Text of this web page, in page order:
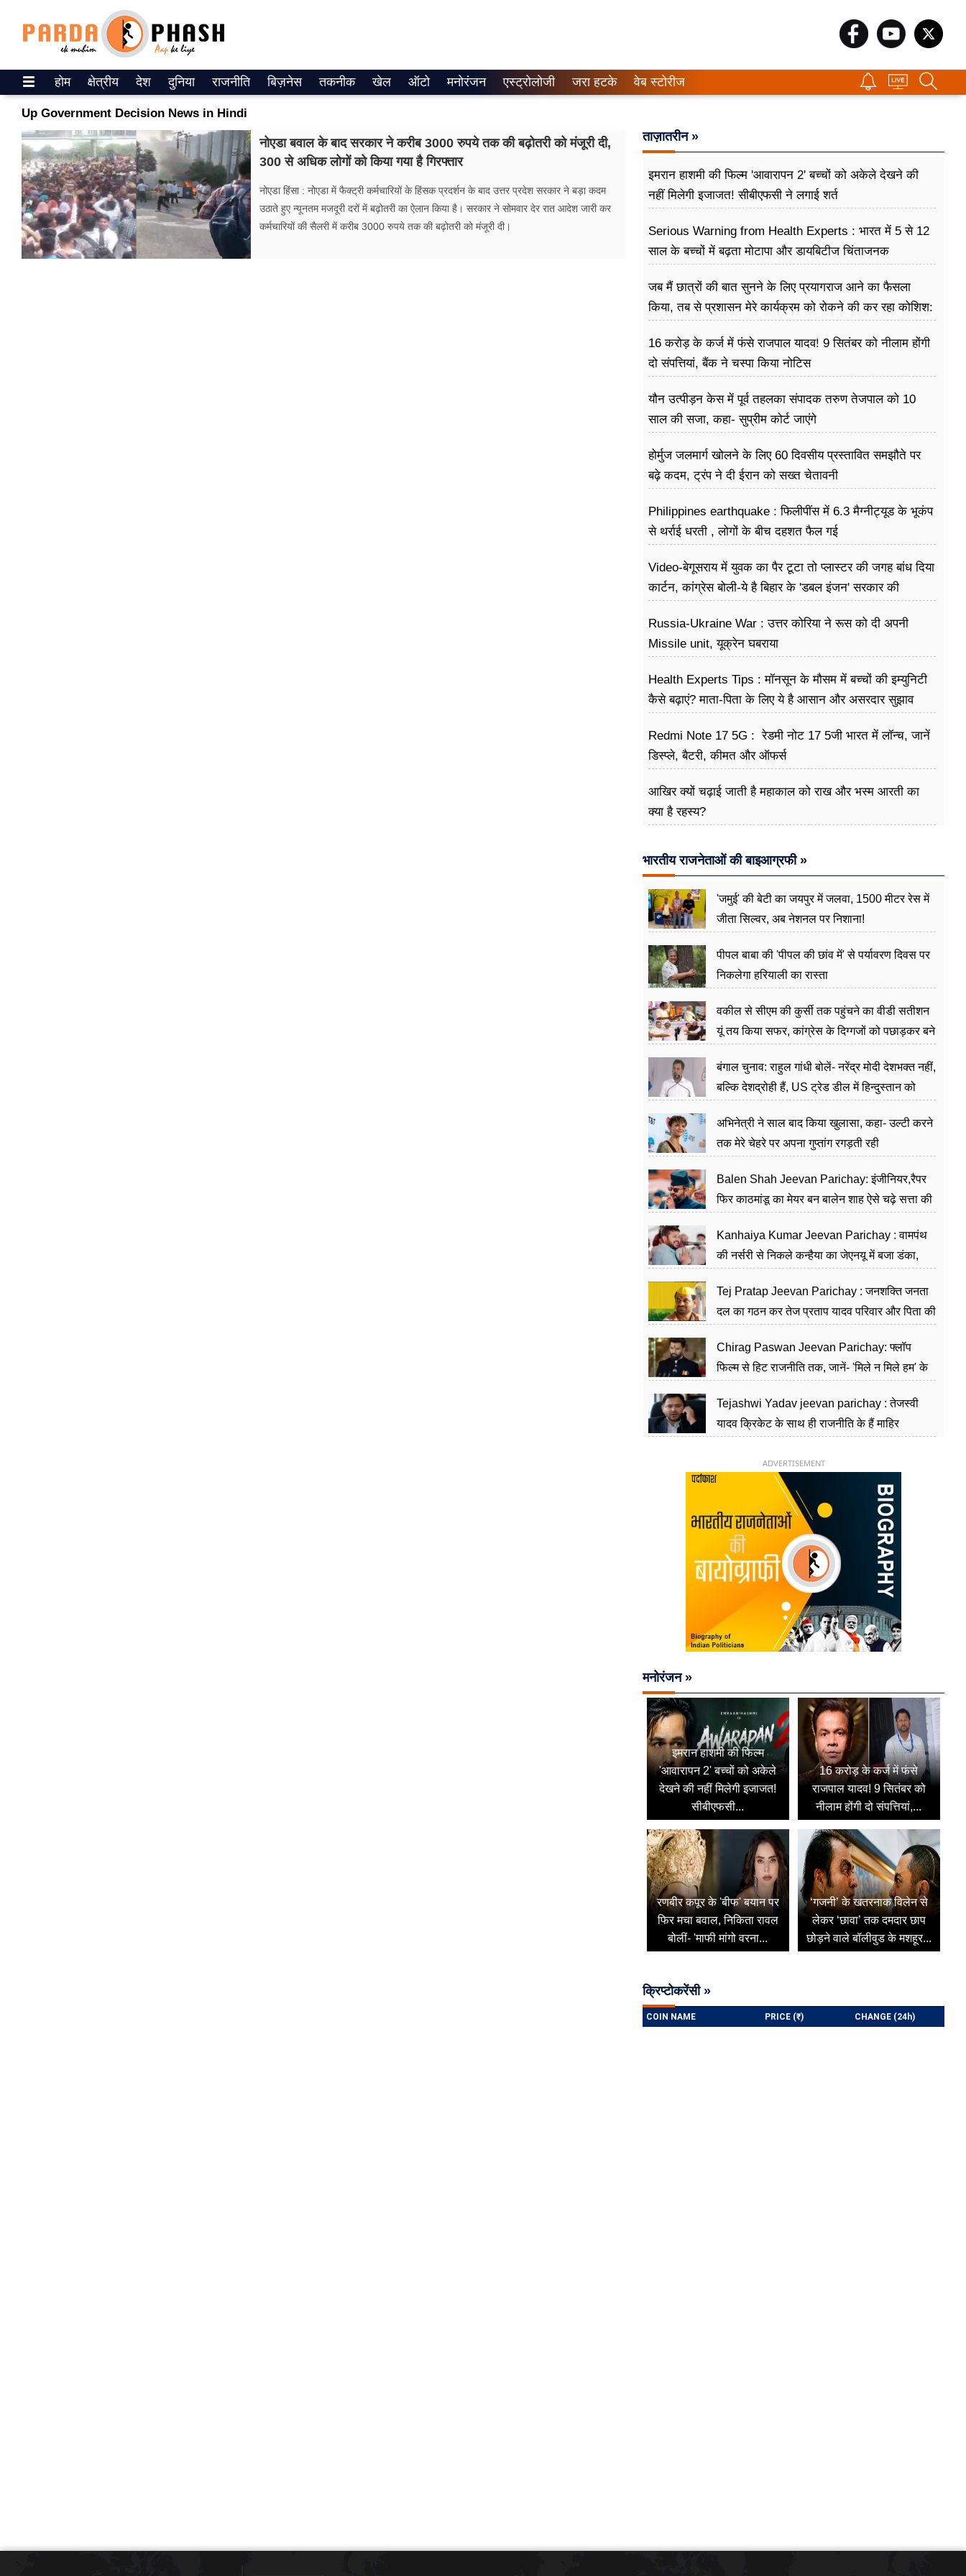
ePaper
वेब स्टोरीज
उत्तर प्रदेश
गैलरी
वीडियो
रिलेशनशिप
होम क्षेत्रीय देश दुनिया राजनीति बिज़नेस तकनीक खेल ऑटो मनोरंजन एस्ट्रोलोजी जरा हटके वेब स्टोरीज
Up Government Decision News in Hindi
नोएडा बवाल के बाद सरकार ने करीब 3000 रुपये तक की बढ़ोतरी को मंजूरी दी,
300 से अधिक लोगों को किया गया है गिरफ्तार
नोएडा हिंसा : नोएडा में फैक्ट्री कर्मचारियों के हिंसक प्रदर्शन के बाद उत्तर प्रदेश सरकार ने बड़ा कदम
उठाते हुए न्यूनतम मजदूरी दरों में बढ़ोतरी का ऐलान किया है। सरकार ने सोमवार देर रात आदेश जारी कर
कर्मचारियों की सैलरी में करीब 3000 रुपये तक की बढ़ोतरी को मंजूरी दी।
ताज़ातरीन »
इमरान हाशमी की फिल्म 'आवारापन 2' बच्चों को अकेले देखने की
नहीं मिलेगी इजाजत! सीबीएफसी ने लगाई शर्त
Serious Warning from Health Experts : भारत में 5 से 12
साल के बच्चों में बढ़ता मोटापा और डायबिटीज चिंताजनक
जब मैं छात्रों की बात सुनने के लिए प्रयागराज आने का फैसला
किया, तब से प्रशासन मेरे कार्यक्रम को रोकने की कर रहा कोशिश:
16 करोड़ के कर्ज में फंसे राजपाल यादव! 9 सितंबर को नीलाम होंगी
दो संपत्तियां, बैंक ने चस्पा किया नोटिस
यौन उत्पीड़न केस में पूर्व तहलका संपादक तरुण तेजपाल को 10
साल की सजा, कहा- सुप्रीम कोर्ट जाएंगे
होर्मुज जलमार्ग खोलने के लिए 60 दिवसीय प्रस्तावित समझौते पर
बढ़े कदम, ट्रंप ने दी ईरान को सख्त चेतावनी
Philippines earthquake : फिलीपींस में 6.3 मैग्नीट्यूड के भूकंप
से थर्राई धरती , लोगों के बीच दहशत फैल गई
Video-बेगूसराय में युवक का पैर टूटा तो प्लास्टर की जगह बांध दिया
कार्टन, कांग्रेस बोली-ये है बिहार के 'डबल इंजन' सरकार की
Russia-Ukraine War : उत्तर कोरिया ने रूस को दी अपनी
Missile unit, यूक्रेन घबराया
Health Experts Tips : मॉनसून के मौसम में बच्चों की इम्युनिटी
कैसे बढ़ाएं? माता-पिता के लिए ये है आसान और असरदार सुझाव
Redmi Note 17 5G : रेडमी नोट 17 5जी भारत में लॉन्च, जानें
डिस्प्ले, बैटरी, कीमत और ऑफर्स
आखिर क्यों चढ़ाई जाती है महाकाल को राख और भस्म आरती का
क्या है रहस्य?
भारतीय राजनेताओं की बाइआग्रफी »
'जमुई' की बेटी का जयपुर में जलवा, 1500 मीटर रेस में
जीता सिल्वर, अब नेशनल पर निशाना!
पीपल बाबा की 'पीपल की छांव में' से पर्यावरण दिवस पर
निकलेगा हरियाली का रास्ता
वकील से सीएम की कुर्सी तक पहुंचने का वीडी सतीशन
यूं तय किया सफर, कांग्रेस के दिग्गजों को पछाड़कर बने
बंगाल चुनाव: राहुल गांधी बोलें- नरेंद्र मोदी देशभक्त नहीं,
बल्कि देशद्रोही हैं, US ट्रेड डील में हिन्दुस्तान को
अभिनेत्री ने साल बाद किया खुलासा, कहा- उल्टी करने
तक मेरे चेहरे पर अपना गुप्तांग रगड़ती रही
Balen Shah Jeevan Parichay: इंजीनियर,रैपर
फिर काठमांडू का मेयर बन बालेन शाह ऐसे चढ़े सत्ता की
Kanhaiya Kumar Jeevan Parichay : वामपंथ
की नर्सरी से निकले कन्हैया का जेएनयू में बजा डंका,
Tej Pratap Jeevan Parichay : जनशक्ति जनता
दल का गठन कर तेज प्रताप यादव परिवार और पिता की
Chirag Paswan Jeevan Parichay: फ्लॉप
फिल्म से हिट राजनीति तक, जानें- 'मिले न मिले हम' के
Tejashwi Yadav jeevan parichay : तेजस्वी
यादव क्रिकेट के साथ ही राजनीति के हैं माहिर
ADVERTISEMENT
मनोरंजन »
इमरान हाशमी की फिल्म
'आवारापन 2' बच्चों को अकेले
देखने की नहीं मिलेगी इजाजत!
सीबीएफसी...
16 करोड़ के कर्ज में फंसे
राजपाल यादव! 9 सितंबर को
नीलाम होंगी दो संपत्तियां,...
रणबीर कपूर के 'बीफ' बयान पर
फिर मचा बवाल, निकिता रावल
बोलीं- 'माफी मांगो वरना...
‘गजनी’ के खतरनाक विलेन से
लेकर ‘छावा’ तक दमदार छाप
छोड़ने वाले बॉलीवुड के मशहूर...
क्रिप्टोकरेंसी »